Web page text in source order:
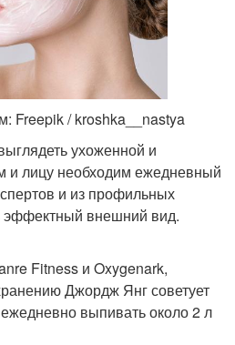
Freepik / kroshka__nastya
ухоженной и
и лицу необходим ежедневный
и из профильных
эффектный внешний вид.
Fitness и Oxygenark,
Джордж Янг советует
выпивать около 2 л